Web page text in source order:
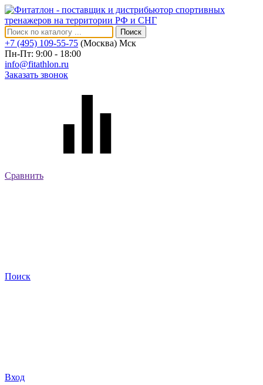
Поиск
+7 (495) 109-55-75 (Москва) Мск
Пн-Пт: 9:00 - 18:00
info@fitathlon.ru
Заказать звонок
Сравнить
Поиск
Вход